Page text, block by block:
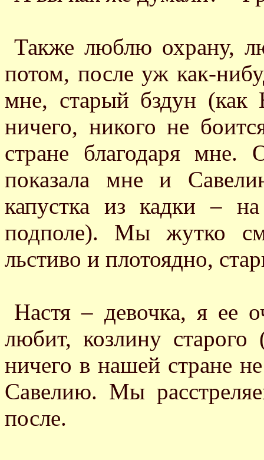
Также люблю охрану,
потом, после уж как-
мне, старый бздун (как
ничего, никого не
стране благодаря
показала мне и
капустка из кадки –
подполе). Мы жутко
льстиво и плотоядно,
Настя – девочка, я ее
любит, козлину
ничего в нашей стране
Савелию. Мы
после.